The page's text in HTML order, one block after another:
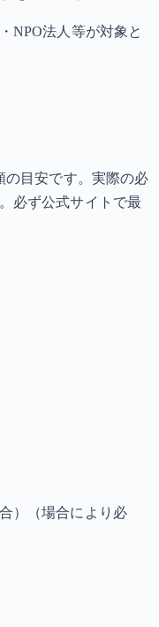
NPO法人等が対象と
の目安です。実際の必
必ず公式サイトで最
）
（場合により必